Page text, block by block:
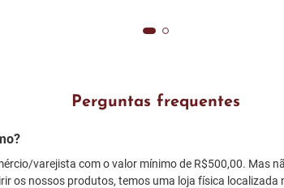
Perguntas frequentes
varejista com o valor mínimo de R$500,00. Mas
os nossos produtos, temos uma loja física localizada